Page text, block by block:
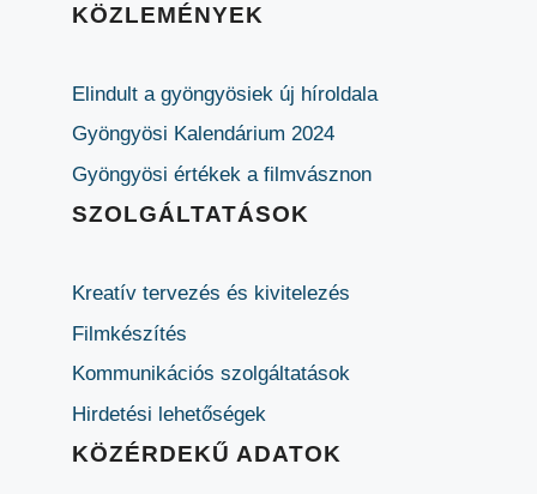
KÖZLEMÉNYEK
Elindult a gyöngyösiek új híroldala
Gyöngyösi Kalendárium 2024
Gyöngyösi értékek a filmvásznon
SZOLGÁLTATÁSOK
Kreatív tervezés és kivitelezés
Filmkészítés
Kommunikációs szolgáltatások
Hirdetési lehetőségek
KÖZÉRDEKŰ ADATOK